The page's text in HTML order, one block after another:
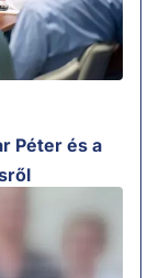
Péter és a